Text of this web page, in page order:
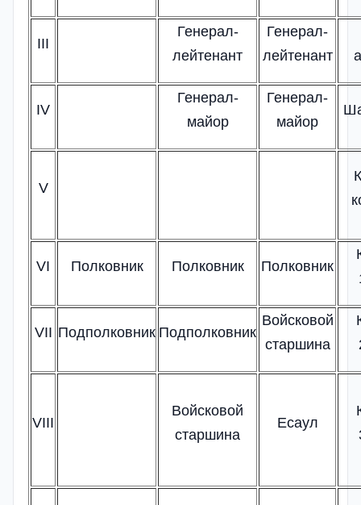
III
Генерал-
лейтенант
Генерал-
лейтенант
IV
Генерал-
майор
Генерал-
майор
V
VI Полковник Полковник Полковник
VII Подполковник Подполковник
Войсковой
старшина
VIII
Войсковой
старшина
Есаул